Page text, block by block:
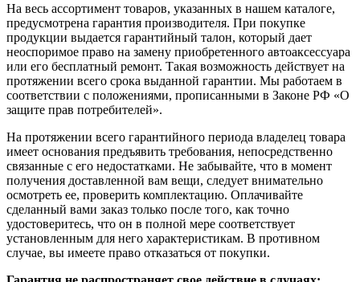
На весь ассортимент товаров, указанных в нашем каталоге,
предусмотрена гарантия производителя. При покупке
продукции выдается гарантийный талон, который дает
неоспоримое право на замену приобретенного автоаксессуара
или его бесплатный ремонт. Такая возможность действует на
протяжении всего срока выданной гарантии. Мы работаем в
соответствии с положениями, прописанными в Законе РФ «О
защите прав потребителей».
На протяжении всего гарантийного периода владелец товара
имеет основания предъявить требования, непосредственно
связанные с его недостатками. Не забывайте, что в момент
получения доставленной вам вещи, следует внимательно
осмотреть ее, проверить комплектацию. Оплачивайте
сделанный вами заказ только после того, как точно
удостоверитесь, что он в полной мере соответствует
установленным для него характеристикам. В противном
случае, вы имеете право отказаться от покупки.